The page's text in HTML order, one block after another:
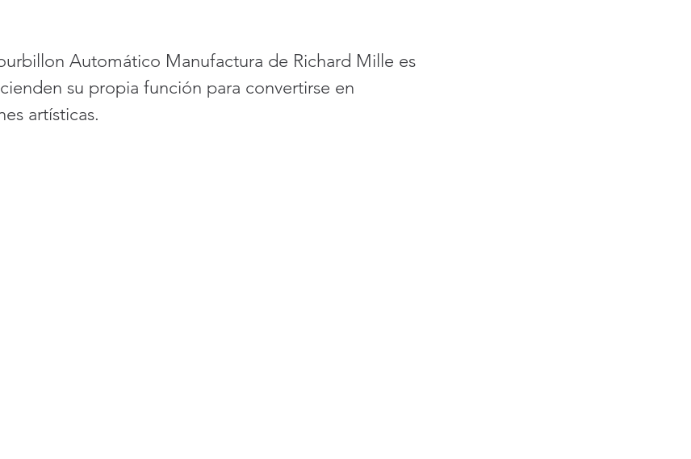
Automático Manufactura de Richard Mille es
su propia función para convertirse en
artísticas.